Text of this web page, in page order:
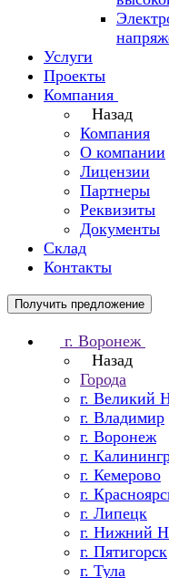
Услуги
Проекты
Компания
Назад
Компания
О компании
Лицензии
Партнеры
Реквизиты
Документы
Склад
Контакты
Получить предложение
г. Воронеж
Назад
Города
г. Великий
г. Владимир
г. Воронеж
г.
г. Кемерово
г.
г. Липецк
г. Нижний
г. Пятигорск
г. Тула